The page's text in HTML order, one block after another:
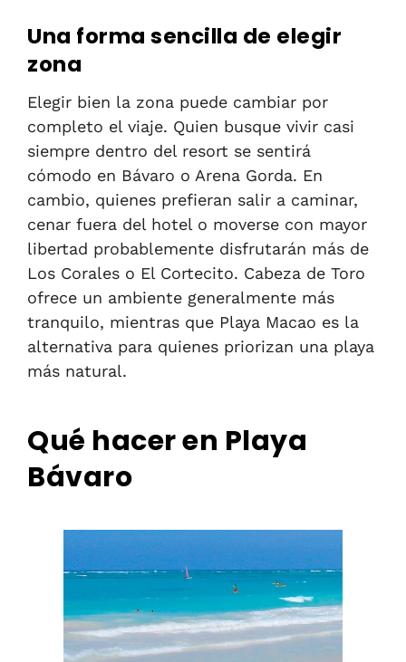
Una forma sencilla de elegir
zona
Elegir bien la zona puede cambiar por
completo el viaje. Quien busque vivir casi
siempre dentro del resort se sentirá
cómodo en Bávaro o Arena Gorda. En
cambio, quienes prefieran salir a caminar,
cenar fuera del hotel o moverse con mayor
libertad probablemente disfrutarán más de
Los Corales o El Cortecito. Cabeza de Toro
ofrece un ambiente generalmente más
tranquilo, mientras que Playa Macao es la
alternativa para quienes priorizan una playa
más natural.
Qué hacer en Playa
Bávaro